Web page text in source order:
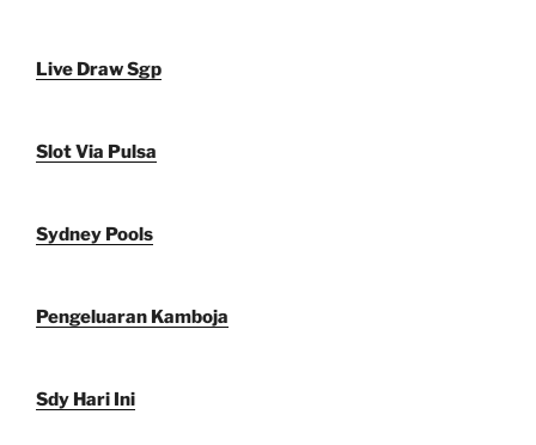
Live Draw Sgp
Slot Via Pulsa
Sydney Pools
Pengeluaran Kamboja
Sdy Hari Ini